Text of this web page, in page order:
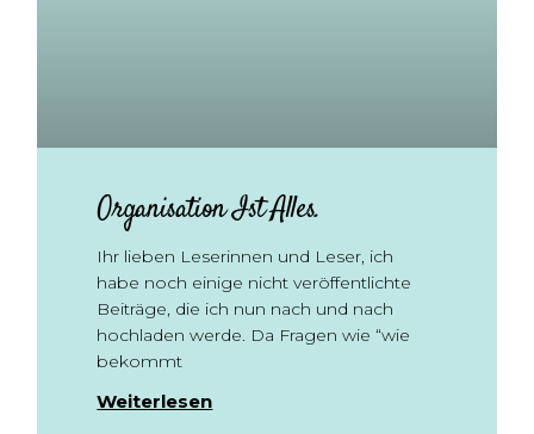
Organisation Ist Alles.
Ihr lieben Leserinnen und Leser, ich
habe noch einige nicht veröffentlichte
Beiträge, die ich nun nach und nach
hochladen werde. Da Fragen wie “wie
bekommt
Weiterlesen